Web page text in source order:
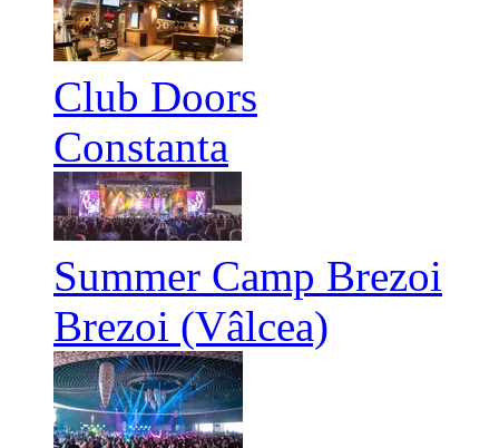
Club Doors
Constanta
Summer Camp Brezoi
Brezoi (Vâlcea)